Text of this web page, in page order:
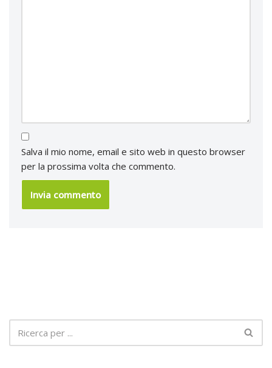
Salva il mio nome, email e sito web in questo browser
per la prossima volta che commento.